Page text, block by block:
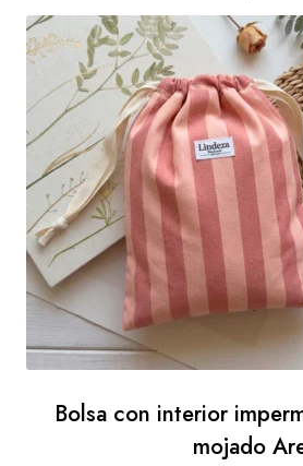
Bolsa con interior
mojado